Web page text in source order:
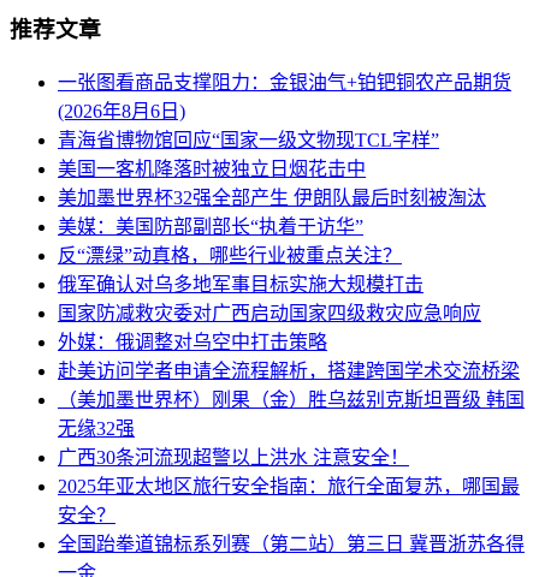
推荐文章
一张图看商品支撑阻力：金银油气+铂钯铜农产品期货
(2026年8月6日)
青海省博物馆回应“国家一级文物现TCL字样”
美国一客机降落时被独立日烟花击中
美加墨世界杯32强全部产生 伊朗队最后时刻被淘汰
美媒：美国防部副部长“执着于访华”
反“漂绿”动真格，哪些行业被重点关注？
俄军确认对乌多地军事目标实施大规模打击
国家防减救灾委对广西启动国家四级救灾应急响应
外媒：俄调整对乌空中打击策略
赴美访问学者申请全流程解析，搭建跨国学术交流桥梁
（美加墨世界杯）刚果（金）胜乌兹别克斯坦晋级 韩国
无缘32强
广西30条河流现超警以上洪水 注意安全！
2025年亚太地区旅行安全指南：旅行全面复苏，哪国最
安全？
全国跆拳道锦标系列赛（第二站）第三日 冀晋浙苏各得